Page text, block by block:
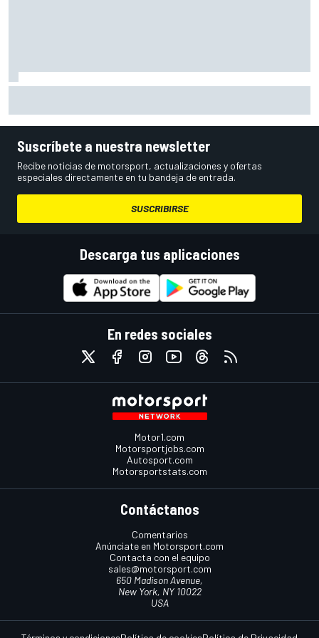
Suscríbete a nuestra newsletter
Recibe noticias de motorsport, actualizaciones y ofertas
especiales directamente en tu bandeja de entrada.
SUSCRIBIRSE
Descarga tus aplicaciones
En redes sociales
Motor1.com
Motorsportjobs.com
Autosport.com
Motorsportstats.com
Contáctanos
Comentarios
Anúnciate en Motorsport.com
Contacta con el equipo
sales@motorsport.com
650 Madison Avenue,
New York, NY 10022
USA